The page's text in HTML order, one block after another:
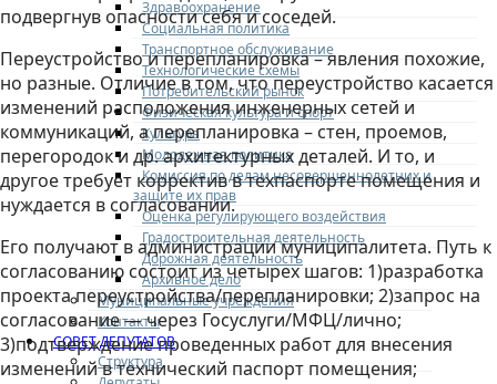
Здравоохранение
Социальная политика
Транспортное обслуживание
Технологические схемы
Потребительский рынок
Физическая культура и спорт
Культура
Молодежная политика
Комиссия по делам несовершеннолетних и
защите их прав
Оценка регулирующего воздействия
Градостроительная деятельность
Дорожная деятельность
Архивное дело
Муниципальные учреждения
Контакты
СОВЕТ ДЕПУТАТОВ
Структура
подвергнув опасности себя и соседей.
Переустройство и перепланировка – явления похожие,
но разные. Отличие в том, что переустройство касается
изменений расположения инженерных сетей и
коммуникаций, а перепланировка – стен, проемов,
перегородок и др. архитектурных деталей. И то, и
другое требует корректив в техпаспорте помещения и
нуждается в согласовании.
Его получают в администрации муниципалитета. Путь к
согласованию состоит из четырех шагов: 1)разработка
проекта переустройства/перепланировки; 2)запрос на
согласование — через Госуслуги/МФЦ/лично;
3)подтверждение проведенных работ для внесения
изменений в технический паспорт помещения;